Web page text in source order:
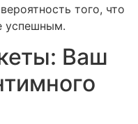
того, что
успешным.
Ваш